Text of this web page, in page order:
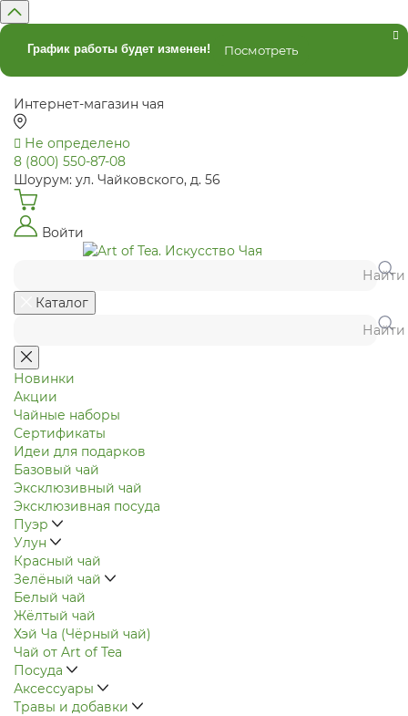
График работы будет изменен! Посмотреть
Интернет-магазин чая
Не определено
8 (800) 550-87-08
Шоурум: ул. Чайковского, д. 56
Войти
Найти
Каталог
Найти
Новинки
Акции
Чайные наборы
Сертификаты
Идеи для подарков
Базовый чай
Эксклюзивный чай
Эксклюзивная посуда
Пуэр
Улун
Красный чай
Зелёный чай
Белый чай
Жёлтый чай
Хэй Ча (Чёрный чай)
Чай от Art of Tea
Посуда
Аксессуары
Травы и добавки